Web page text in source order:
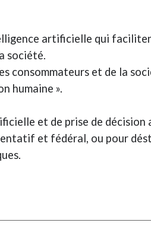
artificielle qui
société.
consommateurs et de la
humaine ».
et de prise de
et fédéral, ou pour